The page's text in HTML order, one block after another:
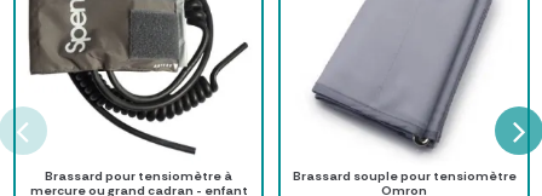
Brassard pour tensiomètre à
mercure ou grand cadran - enfant
Brassard souple pour tensiomètre
Omron